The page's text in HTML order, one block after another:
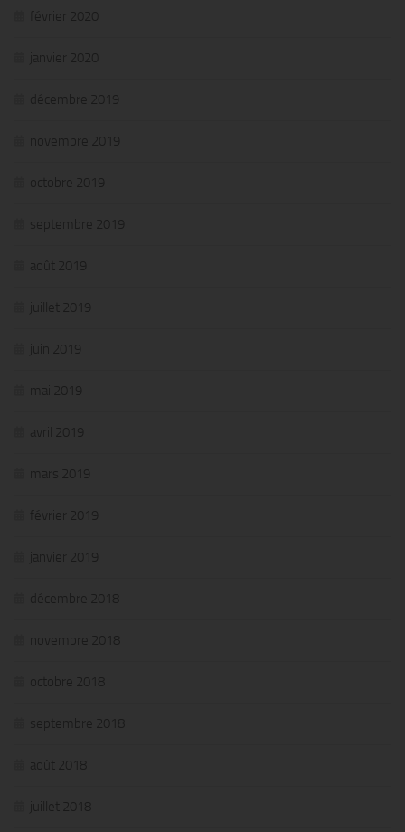
février 2020
janvier 2020
décembre 2019
novembre 2019
octobre 2019
septembre 2019
août 2019
juillet 2019
juin 2019
mai 2019
avril 2019
mars 2019
février 2019
janvier 2019
décembre 2018
novembre 2018
octobre 2018
septembre 2018
août 2018
juillet 2018